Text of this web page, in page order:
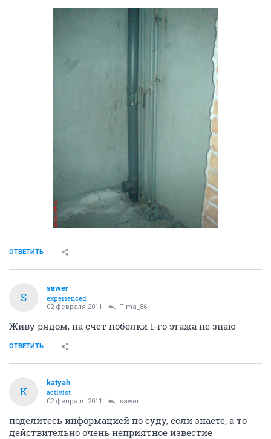
ОТВЕТИТЬ
S
sawer
experienced
02 февраля 2011 Tima_86
Живу рядом, на счет побелки 1-го этажа не знаю
ОТВЕТИТЬ
K
katyah
activist
02 февраля 2011 sawer
поделитесь информацией по суду, если знаете, а то
действительно очень неприятное известие